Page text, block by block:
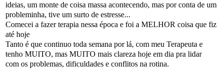
ideias, um monte de coisa massa acontecendo, mas por conta de um
probleminha, tive um surto de estresse...
Comecei a fazer terapia nessa época e foi a MELHOR coisa que fiz
até hoje
Tanto é que continuo toda semana por lá, com meu Terapeuta e
tenho MUITO, mas MUITO mais clareza hoje em dia pra lidar
com os problemas, dificuldades e conflitos na rotina.